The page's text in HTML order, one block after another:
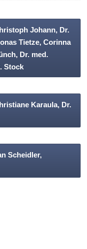
Johann, Dr.
Tietze, Corinna
Dr. med.
Stock
Karaula, Dr.
Scheidler,